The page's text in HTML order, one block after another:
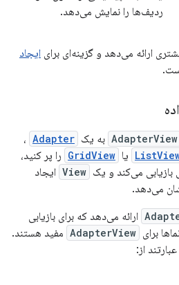
ردیف‌ها را نمایش می‌دهد.
ارائه می‌دهد و گزینه‌ای برای ایجاد
AdapterView به یک Adapter ،
یا GridView را پر کنید،
بازیابی می‌کند و یک View ایجاد
می‌دهد.
ارائه می‌دهد که برای بازیابی
برای AdapterView مفید هستند.
از: